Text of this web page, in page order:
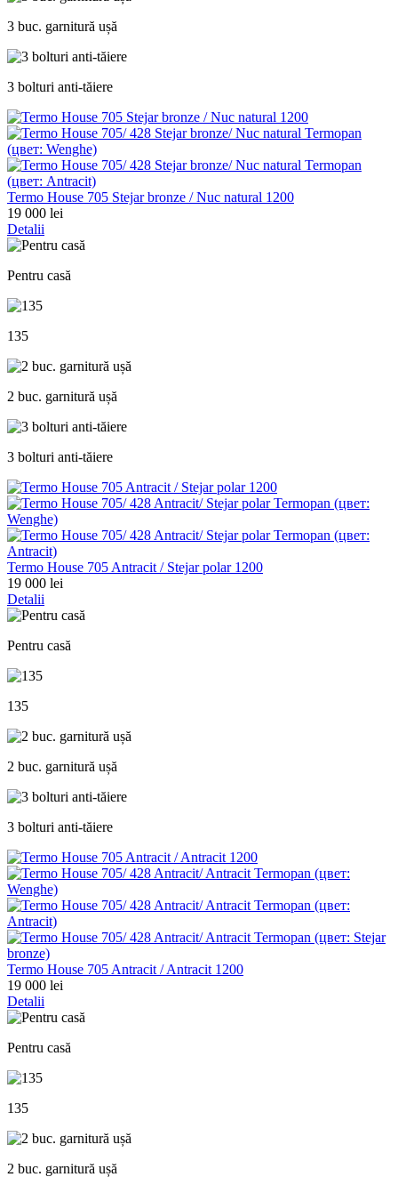
3 buc. garnitură ușă
3 bolturi anti-tăiere
Termo House 705 Stejar bronze / Nuc natural 1200
19 000 lei
Detalii
Pentru casă
135
2 buc. garnitură ușă
3 bolturi anti-tăiere
Termo House 705 Antracit / Stejar polar 1200
19 000 lei
Detalii
Pentru casă
135
2 buc. garnitură ușă
3 bolturi anti-tăiere
Termo House 705 Antracit / Antracit 1200
19 000 lei
Detalii
Pentru casă
135
2 buc. garnitură ușă